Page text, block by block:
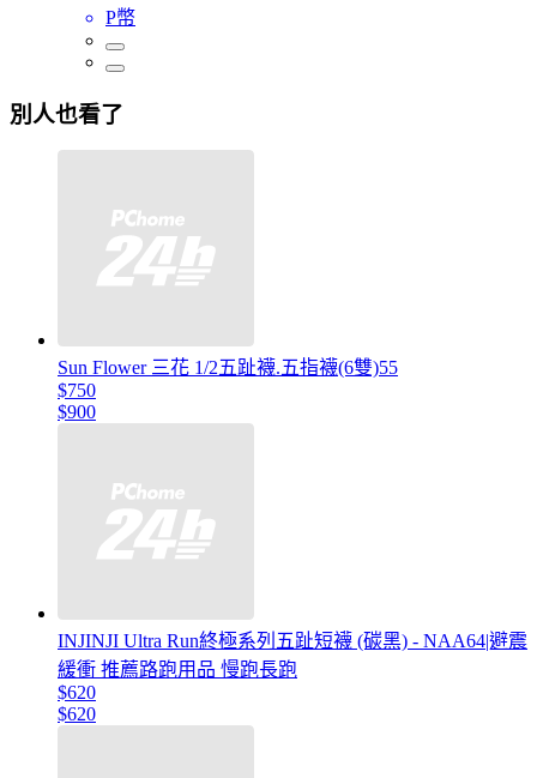
P幣
別人也看了
Sun Flower 三花 1/2五趾襪.五指襪(6雙)55
$750
$900
INJINJI Ultra Run終極系列五趾短襪 (碳黑) - NAA64|避震
緩衝 推薦路跑用品 慢跑長跑
$620
$620